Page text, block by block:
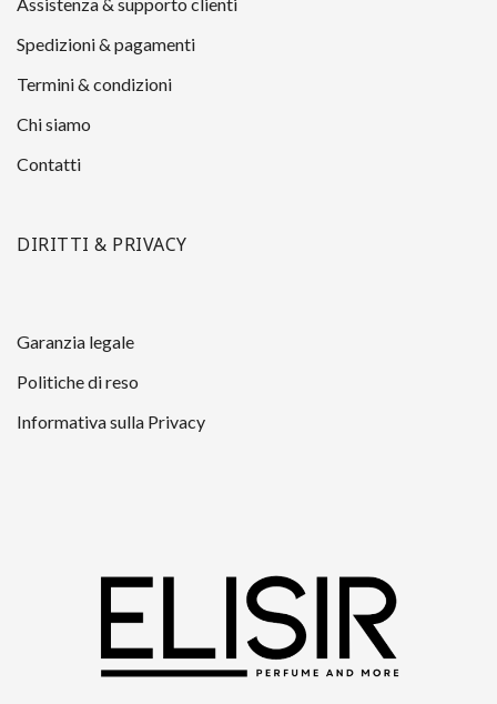
Assistenza & supporto clienti
Spedizioni & pagamenti
Termini & condizioni
Chi siamo
Contatti
DIRITTI & PRIVACY
Garanzia legale
Politiche di reso
Informativa sulla Privacy